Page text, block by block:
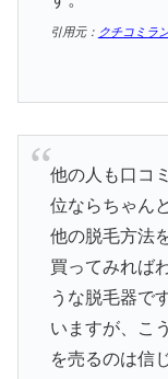
引用元： クチコミラ
他の人も口コ
位ならちゃん
他の脱毛方法
買ってみれば
うな脱毛器で
いますが、こ
を売るのは信